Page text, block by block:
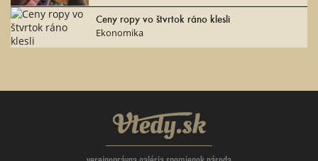
Ceny ropy vo štvrtok ráno klesli
Ekonomika